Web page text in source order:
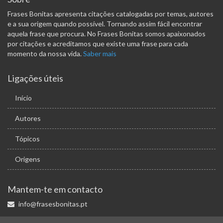
Frases Bonitas apresenta citações catalogadas por temas, autores
e a sua origem quando possível. Tornando assim fácil encontrar
aquela frase que procura. No Frases Bonitas somos apaixonados
por citações e acreditamos que existe uma frase para cada
momento da nossa vida. Saber mais
Ligações úteis
Início
Autores
Tópicos
Origens
Mantem-te em contacto
info@frasesbonitas.pt